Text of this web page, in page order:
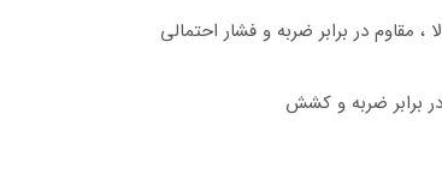
مقاوم در برابر ضربه و فشار احتمالی
برابر ضربه و کشش